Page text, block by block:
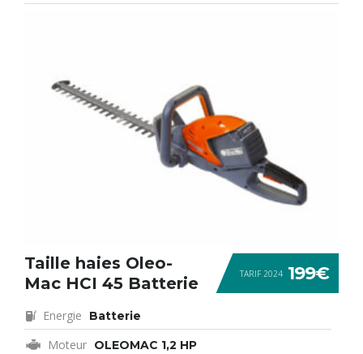
TARIF 2024 199€
Taille haies Oleo-
Mac HCI 45 Batterie
Energie Batterie
Moteur OLEOMAC 1,2 HP